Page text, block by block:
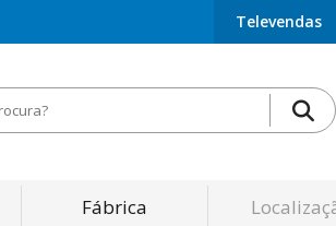
Televendas
Fábrica